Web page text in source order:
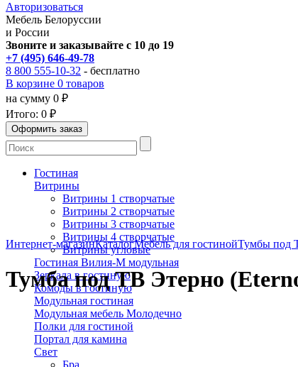
Авторизоваться
Мебель Белоруссии
и России
Звоните и заказывайте с 10 до 19
+7 (495) 646-49-78
8 800 555-10-32 - бесплатно
В корзине 0 товаров
на сумму 0 ₽
Итого: 0 ₽
Гостиная
Витрины
Витрины 1 створчатые
Витрины 2 створчатые
Витрины 3 створчатые
Витрины 4 створчатые
Витрины угловые
Гостиная Вилия-М модульная
Зеркала в гостиную
Комоды в гостиную
Модульная гостиная
Модульная мебель Молодечно
Полки для гостиной
Портал для камина
Свет
Интернет-магазинКаталогМебель для гостинойТумбы под
Тумба под ТВ Этерно